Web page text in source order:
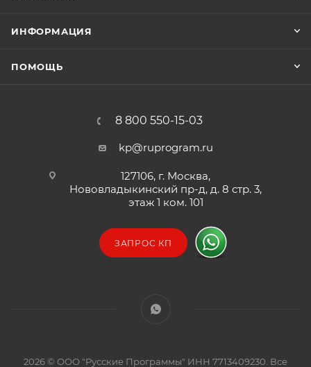
ИНФОРМАЦИЯ
ПОМОЩЬ
8 800 550-15-03
kp@ruprogram.ru
127106, г. Москва,
Нововладыкинский пр-д, д. 8 стр. 3,
этаж 1 ком. 101
ЗАПРОС КП
2026 © ООО "Русские Программы" ИНН 7713409230. Все